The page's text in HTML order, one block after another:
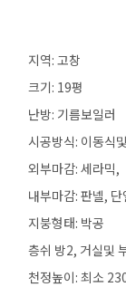
지역: 고창
크기: 19평
난방: 기름보일러
시공방식: 이동식
외부마감: 세라믹,
내부마감: 판넬,
지붕형태: 박공
층쉬 방2, 거실및
천정높이: 최소